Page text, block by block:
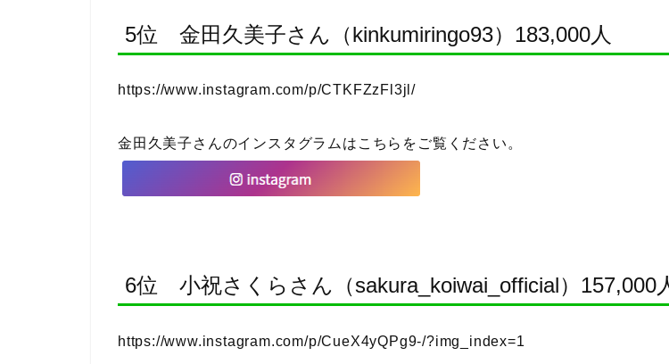
5位 金田久美子さん（kinkumiringo93）183,000人
https://www.instagram.com/p/CTKFZzFl3jl/
金田久美子さんのインスタグラムはこちらをご覧ください。
6位 小祝さくらさん（sakura_koiwai_official）157,000
https://www.instagram.com/p/CueX4yQPg9-/?img_index=1